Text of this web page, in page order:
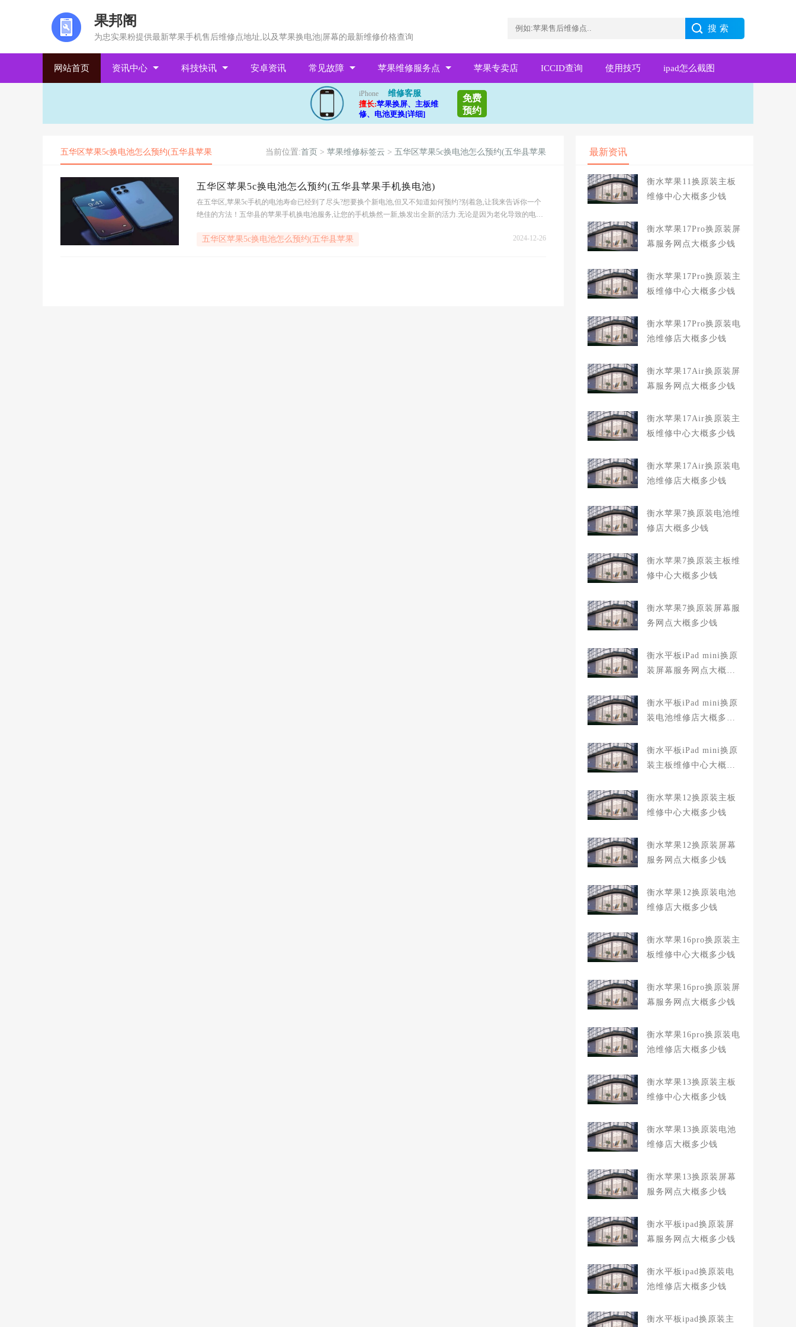
果邦阁
为忠实果粉提供最新苹果手机售后维修点地址,以及苹果换电池|屏幕的最新维修价格查询
网站首页 资讯中心 科技快讯 安卓资讯 常见故障 苹果维修服务点 苹果专卖店 ICCID查询 使用技巧 ipad怎么截图
iPhone
维修客服
擅长:苹果换屏、主板维
修、电池更换[详细]
免费
预约
五华区苹果5c换电池怎么预约(五华县苹果 当前位置:首页 > 苹果维修标签云 > 五华区苹果5c换电池怎么预约(五华县苹果
五华区苹果5c换电池怎么预约(五华县苹果手机换电池)
在五华区,苹果5c手机的电池寿命已经到了尽头?想要换个新电池,但又不知道如何预约?别着急,让我来告诉你一个
绝佳的方法！五华县的苹果手机换电池服务,让您的手机焕然一新,焕发出全新的活力.无论是因为老化导致的电池
五华区苹果5c换电池怎么预约(五华县苹果 2024-12-26
最新资讯
衡水苹果11换原装主板
维修中心大概多少钱
衡水苹果17Pro换原装屏
幕服务网点大概多少钱
衡水苹果17Pro换原装主
板维修中心大概多少钱
衡水苹果17Pro换原装电
池维修店大概多少钱
衡水苹果17Air换原装屏
幕服务网点大概多少钱
衡水苹果17Air换原装主
板维修中心大概多少钱
衡水苹果17Air换原装电
池维修店大概多少钱
衡水苹果7换原装电池维
修店大概多少钱
衡水苹果7换原装主板维
修中心大概多少钱
衡水苹果7换原装屏幕服
务网点大概多少钱
衡水平板iPad mini换原
装屏幕服务网点大概多
衡水平板iPad mini换原
装电池维修店大概多少
衡水平板iPad mini换原
装主板维修中心大概多
衡水苹果12换原装主板
维修中心大概多少钱
衡水苹果12换原装屏幕
服务网点大概多少钱
衡水苹果12换原装电池
维修店大概多少钱
衡水苹果16pro换原装主
板维修中心大概多少钱
衡水苹果16pro换原装屏
幕服务网点大概多少钱
衡水苹果16pro换原装电
池维修店大概多少钱
衡水苹果13换原装主板
维修中心大概多少钱
衡水苹果13换原装电池
维修店大概多少钱
衡水苹果13换原装屏幕
服务网点大概多少钱
衡水平板ipad换原装屏
幕服务网点大概多少钱
衡水平板ipad换原装电
池维修店大概多少钱
衡水平板ipad换原装主